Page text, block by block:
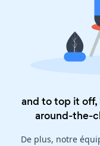
and to top it
around-the-
De plus, notre